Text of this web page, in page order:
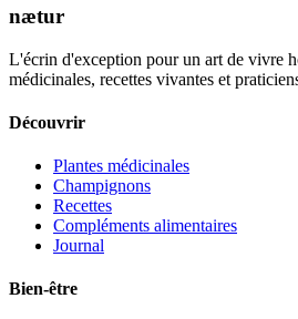
nætur
L'écrin d'exception pour un art de vivre
médicinales, recettes vivantes et
Découvrir
Plantes médicinales
Champignons
Recettes
Compléments alimentaires
Journal
Bien-être